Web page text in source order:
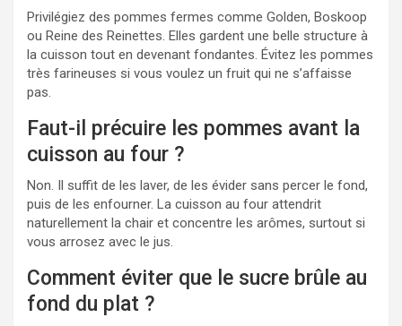
Privilégiez des pommes fermes comme Golden, Boskoop
ou Reine des Reinettes. Elles gardent une belle structure à
la cuisson tout en devenant fondantes. Évitez les pommes
très farineuses si vous voulez un fruit qui ne s’affaisse
pas.
Faut-il précuire les pommes avant la
cuisson au four ?
Non. Il suffit de les laver, de les évider sans percer le fond,
puis de les enfourner. La cuisson au four attendrit
naturellement la chair et concentre les arômes, surtout si
vous arrosez avec le jus.
Comment éviter que le sucre brûle au
fond du plat ?